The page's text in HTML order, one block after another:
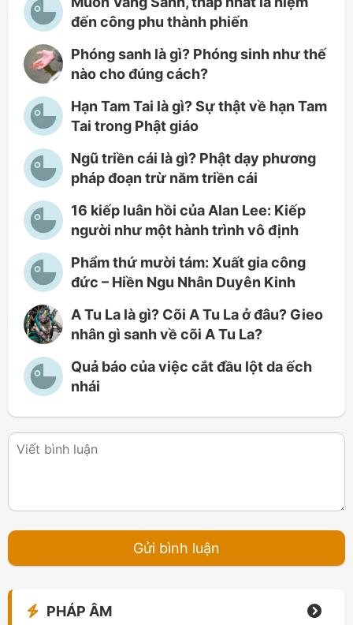
đến công phu thành phiến
Phóng sanh là gì? Phóng sinh như thế
nào cho đúng cách?
Hạn Tam Tai là gì? Sự thật về hạn Tam
Tai trong Phật giáo
Ngũ triền cái là gì? Phật dạy phương
pháp đoạn trừ năm triền cái
16 kiếp luân hồi của Alan Lee: Kiếp
người như một hành trình vô định
Phẩm thứ mười tám: Xuất gia công
đức – Hiền Ngu Nhân Duyên Kinh
A Tu La là gì? Cõi A Tu La ở đâu? Gieo
nhân gì sanh về cõi A Tu La?
Quả báo của việc cắt đầu lột da ếch
nhái
PHÁP ÂM